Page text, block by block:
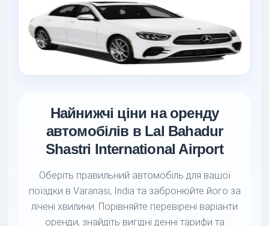
Найнижчі ціни на оренду
автомобілів в Lal Bahadur
Shastri International Airport
Оберіть правильний автомобіль для вашої
поїздки в Varanasi, India та забронюйте його за
лічені хвилини. Порівняйте перевірені варіанти
оренди, знайдіть вигідні денні тарифи та